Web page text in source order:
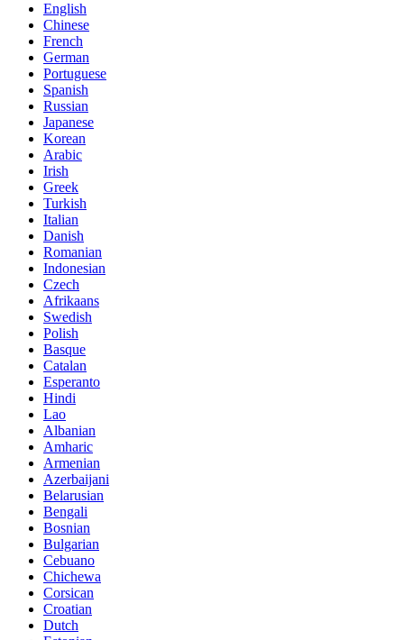
English
Chinese
French
German
Portuguese
Spanish
Russian
Japanese
Korean
Arabic
Irish
Greek
Turkish
Italian
Danish
Romanian
Indonesian
Czech
Afrikaans
Swedish
Polish
Basque
Catalan
Esperanto
Hindi
Lao
Albanian
Amharic
Armenian
Azerbaijani
Belarusian
Bengali
Bosnian
Bulgarian
Cebuano
Chichewa
Corsican
Croatian
Dutch